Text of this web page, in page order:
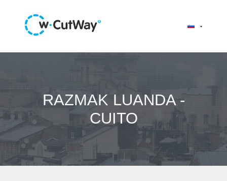
RAZMAK LUANDA -
CUITO